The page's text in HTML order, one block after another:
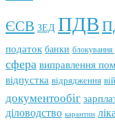
ЄСВ ЗЕД ПДВ
податок банки
сфера виправлення
відпустка відрядження
документообіг
діловодство карантин